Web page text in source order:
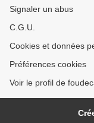
Signaler un abus
C.G.U.
Cookies et données
Préférences cookies
Voir le profil de